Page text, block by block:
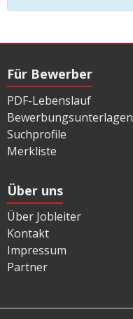
Für Bewerber
PDF-Lebenslauf
Bewerbungsunterlagen
Suchprofile
Merkliste
Über uns
Über Jobleiter
Kontakt
Impressum
Partner